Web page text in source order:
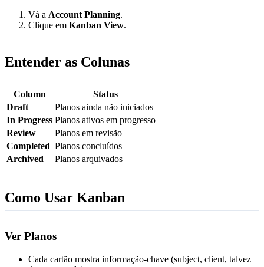
Vá a Account Planning.
Clique em Kanban View.
Entender as Colunas
Column
Status
Draft
Planos ainda não iniciados
In Progress Planos ativos em progresso
Review
Planos em revisão
Completed Planos concluídos
Archived
Planos arquivados
Como Usar Kanban
Ver Planos
Cada cartão mostra informação-chave (subject, client, talvez